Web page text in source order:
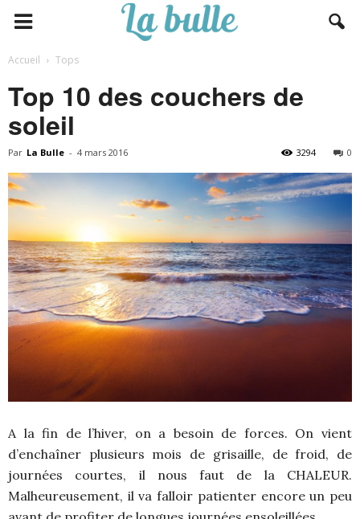
Accueil Tops
Top 10 des couchers de
soleil
Par La Bulle - 4 mars 2016 0
3294
A la fin de l’hiver, on a besoin de forces. On vient
d’enchaîner plusieurs mois de grisaille, de froid, de
journées courtes, il nous faut de la CHALEUR.
Malheureusement, il va falloir patienter encore un peu